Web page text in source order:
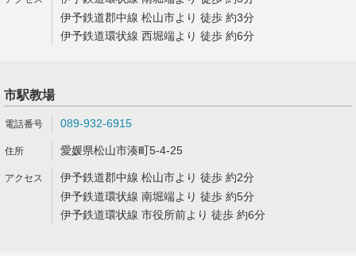
伊予鉄道郡中線 松山市より 徒歩 約3分
伊予鉄道環状線 西堀端より 徒歩 約6分
市駅教場
089-932-6915
愛媛県松山市湊町5-4-25
伊予鉄道郡中線 松山市より 徒歩 約2分
伊予鉄道環状線 南堀端より 徒歩 約5分
伊予鉄道環状線 市役所前より 徒歩 約6分